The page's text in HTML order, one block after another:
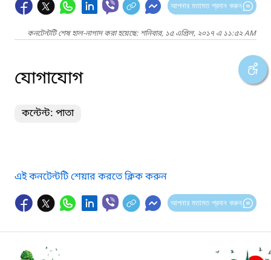
আপনার মতামত প্রদান করুন
কনটেন্টটি শেষ হাল-নাগাদ করা হয়েছে: শনিবার, ১৫ এপ্রিল, ২০১৭ এ ১১:৫২ AM
যোগাযোগ
কন্টেন্ট: পাতা
এই কনটেন্টটি শেয়ার করতে ক্লিক করুন
আপনার মতামত প্রদান করুন